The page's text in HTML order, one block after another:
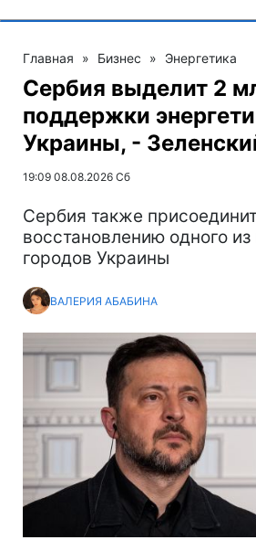
Главная » Бизнес » Энергетика
Сербия выделит 2
поддержки
Украины, -
19:09 08.08.2026 Сб
Сербия также
восстановлению одного
городов Украины
ВАЛЕРИЯ АБАБИНА